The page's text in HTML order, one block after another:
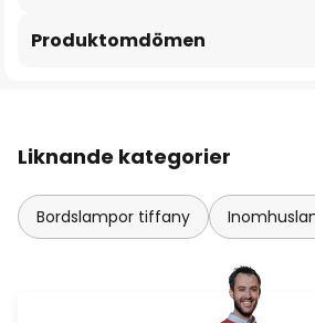
Produktomdömen
Liknande kategorier
Bordslampor tiffany